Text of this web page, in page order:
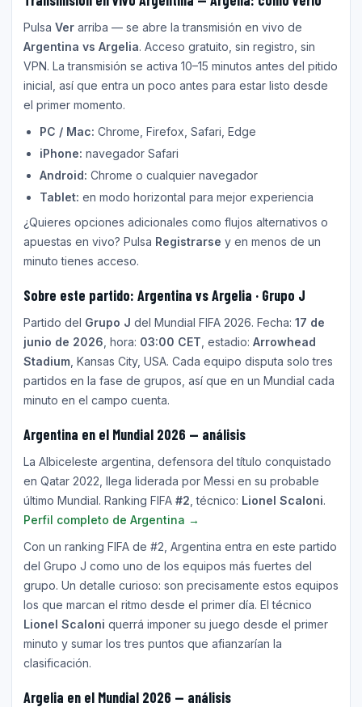
Pulsa Ver arriba — se abre la transmisión en vivo de
Argentina vs Argelia. Acceso gratuito, sin registro, sin
VPN. La transmisión se activa 10–15 minutos antes del pitido
inicial, así que entra un poco antes para estar listo desde
el primer momento.
PC / Mac: Chrome, Firefox, Safari, Edge
iPhone: navegador Safari
Android: Chrome o cualquier navegador
Tablet: en modo horizontal para mejor experiencia
¿Quieres opciones adicionales como flujos alternativos o
apuestas en vivo? Pulsa Registrarse y en menos de un
minuto tienes acceso.
Sobre este partido: Argentina vs Argelia · Grupo J
Partido del Grupo J del Mundial FIFA 2026. Fecha: 17 de
junio de 2026 , hora: 03:00 CET , estadio: Arrowhead
Stadium , Kansas City, USA. Cada equipo disputa solo tres
partidos en la fase de grupos, así que en un Mundial cada
minuto en el campo cuenta.
Argentina en el Mundial 2026 — análisis
La Albiceleste argentina, defensora del título conquistado
en Qatar 2022, llega liderada por Messi en su probable
último Mundial. Ranking FIFA #2 , técnico: Lionel Scaloni.
Perfil completo de Argentina →
Con un ranking FIFA de #2, Argentina entra en este partido
del Grupo J como uno de los equipos más fuertes del
grupo. Un detalle curioso: son precisamente estos equipos
los que marcan el ritmo desde el primer día. El técnico
Lionel Scaloni querrá imponer su juego desde el primer
minuto y sumar los tres puntos que afianzarían la
clasificación.
Argelia en el Mundial 2026 — análisis